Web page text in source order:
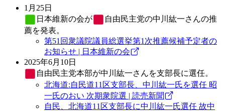
1月25日
日本維新の会が 自由民主党の中川紘一さんの推
薦を発表。
第51回衆議院議員総選挙第1次推薦候補予定者の
お知らせ | 日本維新の会
2025年6月10日
自由民主党本部が中川紘一さんを支部長に選任。
北海道:自民道11区支部長、中川紘一氏を選任 昭
一氏のおい 次期衆院選 | 読売新聞
自民、北海道11区支部長に中川紘一氏選任 故中